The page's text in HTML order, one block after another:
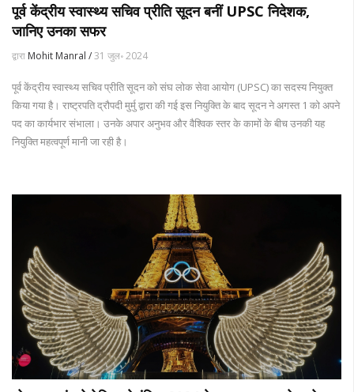
पूर्व केंद्रीय स्वास्थ्य सचिव प्रीति सूदन बनीं UPSC निदेशक,
जानिए उनका सफर
द्वारा Mohit Manral /31 जुल॰ 2024
पूर्व केंद्रीय स्वास्थ्य सचिव प्रीति सूदन को संघ लोक सेवा आयोग (UPSC) का सदस्य नियुक्त
किया गया है। राष्ट्रपति द्रौपदी मुर्मु द्वारा की गई इस नियुक्ति के बाद सूदन ने अगस्त 1 को अपने
पद का कार्यभार संभाला। उनके अपार अनुभव और वैश्विक स्तर के कामों के बीच उनकी यह
नियुक्ति महत्वपूर्ण मानी जा रही है।